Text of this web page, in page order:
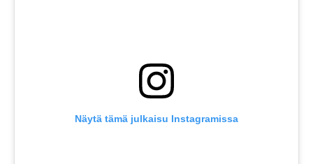
Näytä tämä julkaisu Instagramissa